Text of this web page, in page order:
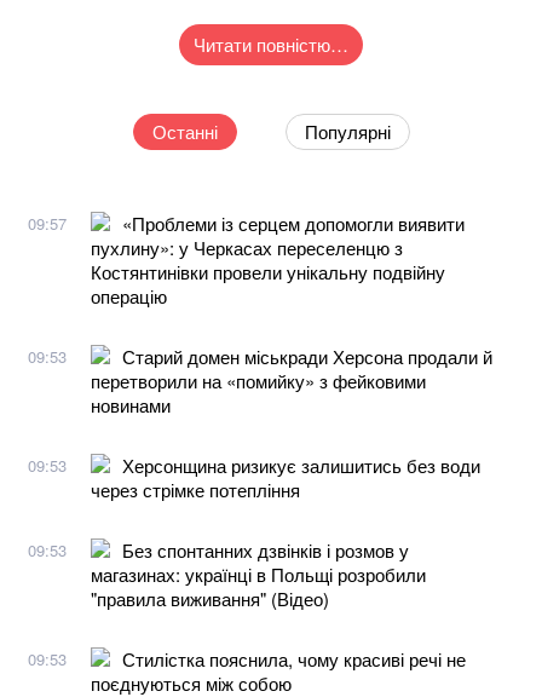
Читати повністю…
Останні Популярні
09:57
«Проблеми із серцем допомогли виявити
пухлину»: у Черкасах переселенцю з
Костянтинівки провели унікальну подвійну
операцію
09:53
Старий домен міськради Херсона продали й
перетворили на «помийку» з фейковими
новинами
09:53
Херсонщина ризикує залишитись без води
через стрімке потепління
09:53
Без спонтанних дзвінків і розмов у
магазинах: українці в Польщі розробили
"правила виживання" (Відео)
09:53
Стилістка пояснила, чому красиві речі не
поєднуються між собою